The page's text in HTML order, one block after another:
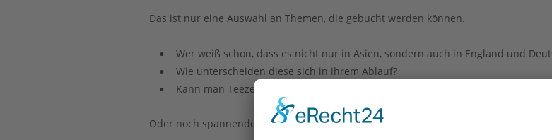
Das ist nur eine Auswahl an Themen, die gebucht werden können.
• Wer weiß schon, dass es nicht nur in Asien, sondern auch in England und
• Wie unterscheiden diese sich in ihrem Ablauf?
• Kann man Teezeremonien auch zu hause abhalten?
Oder noch spannender: Tun wir das nicht schon längst, aber es ist uns nicht mehr